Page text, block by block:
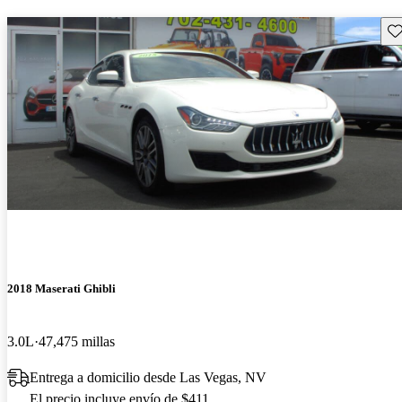
2018 Maserati Ghibli
3.0L 47,475 millas
Entrega a domicilio desde Las Vegas, NV